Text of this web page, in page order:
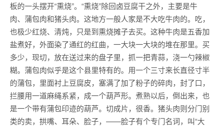
板的一头摆开“熏烧”。“熏烧”除回卤豆腐干之外，主要是牛
肉、蒲包肉和猪头肉。这地方一般人家是不大吃牛肉的。吃，
也极少红烧、清炖，只是到熏烧摊子去买。这种牛肉是五香加
盐煮好，外面染了通红的红曲，一大块一大块的堆在那里。买
多少，现切，放在送过来的盘子里，抓一把青蒜，浇一勺辣椒
糊。蒲包肉似乎是这个县里特有的。用一个三寸来长直径寸半
的蒲包，里面衬上豆腐皮，塞满了加了粉子的碎肉，封了口，
拦腰用一道麻绳系紧，成一个葫芦形。煮熟以后，倒出来，也
是一个带有蒲包印迹的葫芦。切成片，很香。猪头肉则分门别
类的卖，拱嘴、耳朵、脸子，——脸子有个专门名词，叫“大